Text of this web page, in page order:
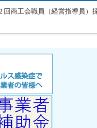
回商工会職員（経営指導員）